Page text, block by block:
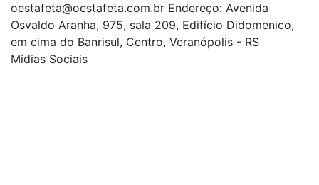
oestafeta@oestafeta.com.br Endereço: Avenida
Osvaldo Aranha, 975, sala 209, Edifício Didomenico,
em cima do Banrisul, Centro, Veranópolis - RS
Mídias Sociais